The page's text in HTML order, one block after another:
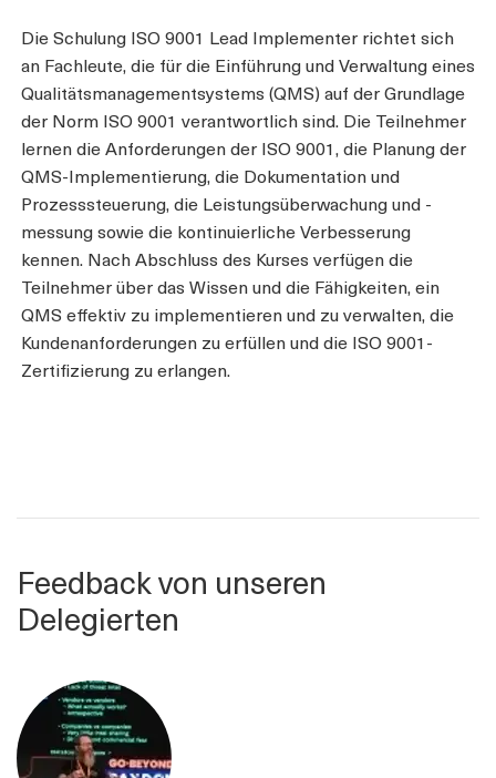
Die Schulung ISO 9001 Lead Implementer richtet sich
an Fachleute, die für die Einführung und Verwaltung eines
Qualitätsmanagementsystems (QMS) auf der Grundlage
der Norm ISO 9001 verantwortlich sind. Die Teilnehmer
lernen die Anforderungen der ISO 9001, die Planung der
QMS-Implementierung, die Dokumentation und
Prozesssteuerung, die Leistungsüberwachung und -
messung sowie die kontinuierliche Verbesserung
kennen. Nach Abschluss des Kurses verfügen die
Teilnehmer über das Wissen und die Fähigkeiten, ein
QMS effektiv zu implementieren und zu verwalten, die
Kundenanforderungen zu erfüllen und die ISO 9001-
Zertifizierung zu erlangen.
Feedback von unseren
Delegierten